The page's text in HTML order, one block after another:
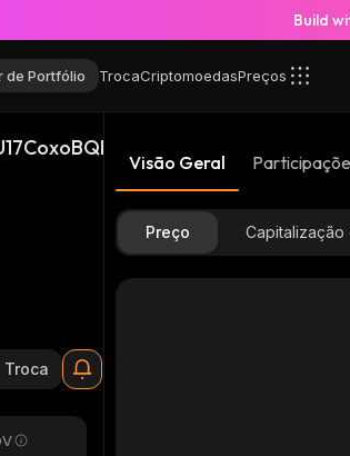
Build
de Portfólio TrocaCriptomoedasPreços
Troca
Visão Geral
Preço